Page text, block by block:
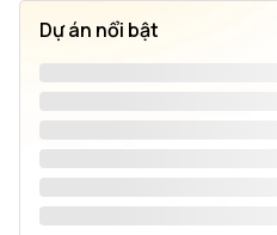
Dự án nổi bật